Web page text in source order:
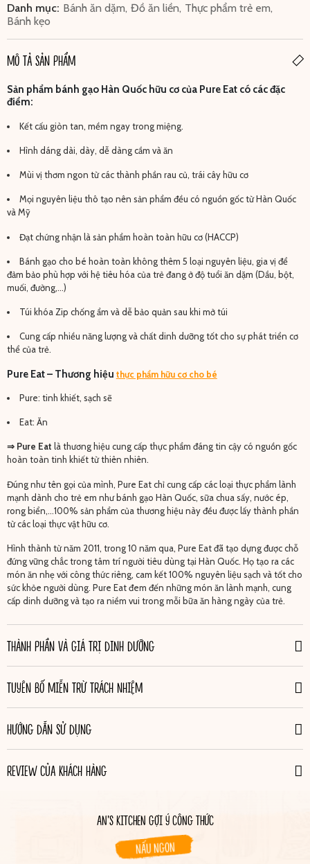
Danh mục: Bánh ăn dặm, Đồ ăn liền, Thực phẩm trẻ em,
Bánh kẹo
MÔ TẢ SẢN PHẨM
Sản phẩm bánh gạo Hàn Quốc hữu cơ của Pure Eat có các đặc
điểm:
Kết cấu giòn tan, mềm ngay trong miệng.
Hình dáng dài, dày, dễ dàng cầm và ăn
Mùi vị thơm ngon từ các thành phần rau củ, trái cây hữu cơ
Mọi nguyên liệu thô tạo nên sản phẩm đều có nguồn gốc từ Hàn Quốc
và Mỹ
Đạt chứng nhận là sản phẩm hoàn toàn hữu cơ (HACCP)
Bánh gạo cho bé hoàn toàn không thêm 5 loại nguyên liệu, gia vị để
đảm bảo phù hợp với hệ tiêu hóa của trẻ đang ở độ tuổi ăn dặm (Dầu, bột,
muối, đường,…)
Túi khóa Zip chống ẩm và dễ bảo quản sau khi mở túi
Cung cấp nhiều năng lượng và chất dinh dưỡng tốt cho sự phát triển cơ
thể của trẻ.
Pure Eat – Thương hiệu thực phẩm hữu cơ cho bé
Pure: tinh khiết, sạch sẽ
Eat: Ăn
⇒ Pure Eat là thương hiệu cung cấp thực phẩm đáng tin cậy có nguồn gốc
hoàn toàn tinh khiết từ thiên nhiên.
Đúng như tên gọi của mình, Pure Eat chỉ cung cấp các loại thực phẩm lành
mạnh dành cho trẻ em như bánh gạo Hàn Quốc, sữa chua sấy, nước ép,
rong biển,…100% sản phẩm của thương hiệu này đều được lấy thành phần
từ các loại thực vật hữu cơ.
Hình thành từ năm 2011, trong 10 năm qua, Pure Eat đã tạo dựng được chỗ
đứng vững chắc trong tâm trí người tiêu dùng tại Hàn Quốc. Họ tạo ra các
món ăn nhẹ với công thức riêng, cam kết 100% nguyên liệu sạch và tốt cho
sức khỏe người dùng. Pure Eat đem đến những món ăn lành mạnh, cung
cấp dinh dưỡng và tạo ra niềm vui trong mỗi bữa ăn hàng ngày của trẻ.
THÀNH PHẦN VÀ GIÁ TRỊ DINH DƯỠNG
TUYÊN BỐ MIỄN TRỪ TRÁCH NHIỆM
HƯỚNG DẪN SỬ DỤNG
REVIEW CỦA KHÁCH HÀNG
AN’S KITCHEN GỢI Ý CÔNG THỨC
NẤU NGON